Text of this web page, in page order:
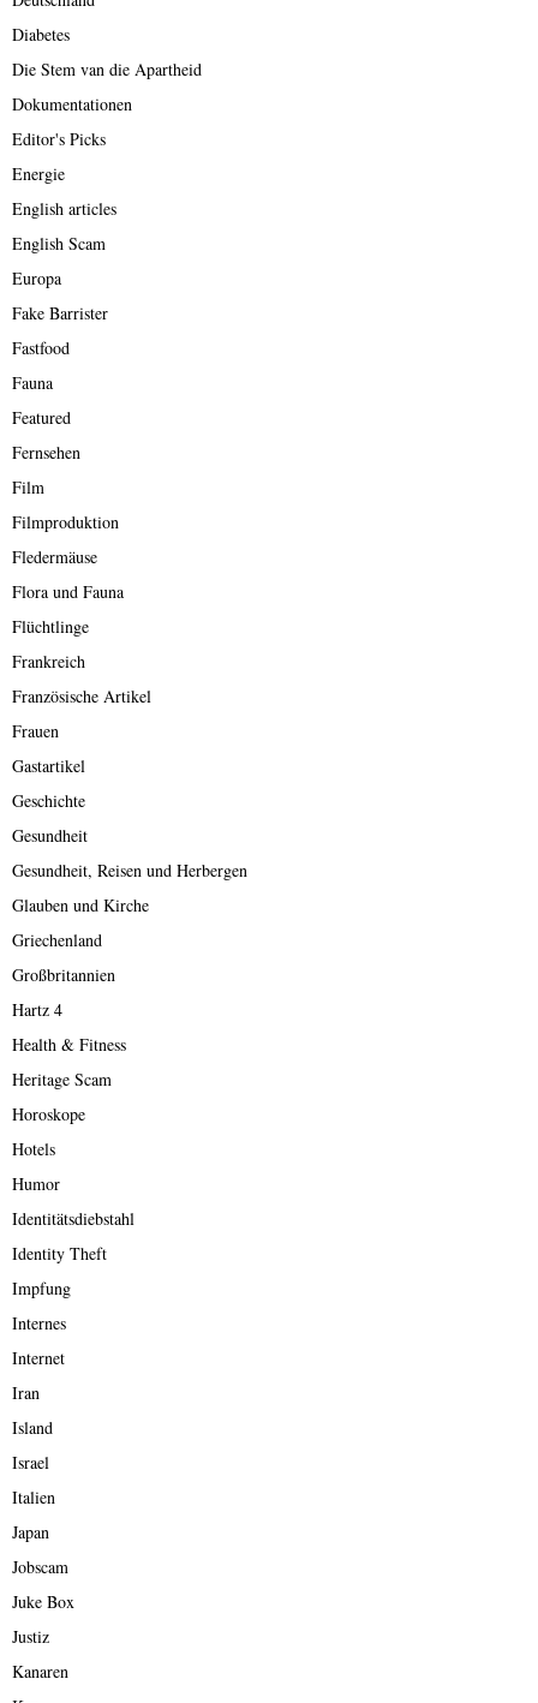
Diabetes
Die Stem van die Apartheid
Dokumentationen
Editor's Picks
Energie
English articles
English Scam
Europa
Fake Barrister
Fastfood
Fauna
Featured
Fernsehen
Film
Filmproduktion
Fledermäuse
Flora und Fauna
Flüchtlinge
Frankreich
Französische Artikel
Frauen
Gastartikel
Geschichte
Gesundheit
Gesundheit, Reisen und Herbergen
Glauben und Kirche
Griechenland
Großbritannien
Hartz 4
Health & Fitness
Heritage Scam
Horoskope
Hotels
Humor
Identitätsdiebstahl
Identity Theft
Impfung
Internes
Internet
Iran
Island
Israel
Italien
Japan
Jobscam
Juke Box
Justiz
Kanaren